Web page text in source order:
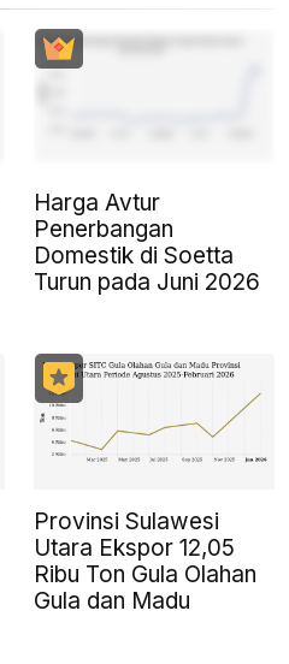
Harga Avtur
Penerbangan
Domestik di Soetta
Turun pada Juni 2026
Provinsi Sulawesi
Utara Ekspor 12,05
Ribu Ton Gula Olahan
Gula dan Madu